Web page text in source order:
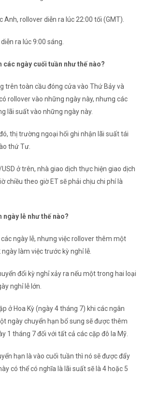
Anh, rollover diễn ra lúc 22:00 tối (GMT).
ra lúc 9:00 sáng.
các ngày cuối tuần như thế nào?
trên toàn cầu đóng cửa vào Thứ Bảy và
rollover vào những ngày này, nhưng các
lãi suất vào những ngày này.
thị trường ngoại hối ghi nhận lãi suất tái
thứ Tư.
ở trên, nhà giao dịch thực hiện giao dịch
chiều theo giờ ET sẽ phải chịu chi phí là
ngày lễ như thế nào?
ngày lễ, nhưng việc rollover thêm một
làm việc trước kỳ nghỉ lễ.
đổi kỳ nghỉ xảy ra nếu một trong hai loại
nghỉ lễ lớn.
ở Hoa Kỳ (ngày 4 tháng 7) khi các ngân
ngày chuyển hạn bổ sung sẽ được thêm
1 tháng 7 đối với tất cả các cặp đô la Mỹ.
hạn là vào cuối tuần thì nó sẽ được đẩy
có thể có nghĩa là lãi suất sẽ là 4 hoặc 5